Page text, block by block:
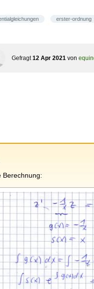
erster-ordnung
Gefragt 12 Apr 2021 von
Berechnung: